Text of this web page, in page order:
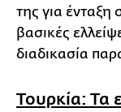
της για
βασικές
διαδικασία
Τουρκία: Τα